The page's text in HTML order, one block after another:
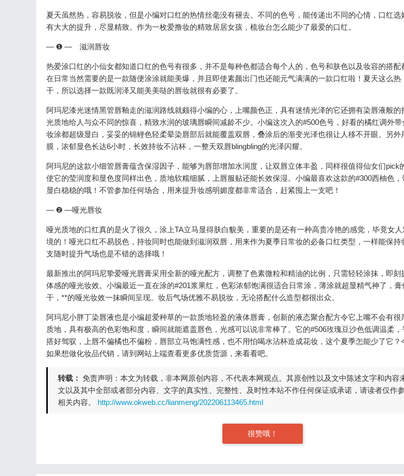
夏天虽然热，容易脱妆，但是小编对口红的热情丝毫没有褪去。不同的色号，能传递出不同的心情，口红选
有大大的提升，尽显精致。作为一枚爱撸妆的精致居居女孩，梳妆台怎么能少了最爱的口红。
— ❶ — 滋润唇妆
热爱涂口红的小仙女都知道口红的色号有很多，并不是每种色都适合每个人的，色号和肤色以及妆容的搭配
在日常当然需要的是一款随便涂涂就能美爆，并且即使素颜出门也还能元气满满的一款口红啦！夏天这么热
干，所以选择一款既润泽又能美美哒的唇妆就很有必要了。
阿玛尼漆光迷情黑管唇釉走的滋润路线就颇得小编的心，上嘴颜色正，具有迷情光泽的它还拥有染唇液般的
光质地给人与众不同的惊喜，精致水润的玻璃唇瞬间减龄不少。小编这次入的#500色号，好看的橘红调外
妆涂都超级显白，妥妥的锦鲤色轻柔晕染唇部后就能覆盖双唇，叠涂后的渐变光泽也很让人移不开眼。另
膜，浓郁显色长达6小时，长效持妆不沾杯，一整天双唇blingbling的光泽闪耀。
阿玛尼的这款小细管唇膏蕴含保湿因子，能够为唇部增加水润度，让双唇立体丰盈，同样很值得仙女们pick
使它的莹润度和显色度同样出色，质地软糯细腻，上唇服贴还能长效保湿。小编最喜欢这款的#300西柚色，
显白稳稳的哦！不管参加任何场合，用来提升妆感明媚度都非常适合，赶紧囤上一支吧！
— ❷ —哑光唇妆
哑光质地的口红真的是火了很久，涂上TA立马显得肤白貌美，重要的是还有一种高贵冷艳的感觉，毕竟女
境的！哑光口红不易脱色，持妆同时也能做到滋润双唇，用来作为夏季日常妆的必备口红类型，一样能保持
支随时提升气场也是不错的选择哦！
最新推出的阿玛尼挚爱哑光唇膏采用全新的哑光配方，调整了色素微粒和精油的比例，只需轻轻涂抹，即刻
体感的哑光妆效。小编最近一直在涂的#201浆果红，色彩浓郁饱满很适合日常涂，薄涂就超显精气神了，
干，**的哑光妆效一抹瞬间呈现。妆后气场优雅不易脱妆，无论搭配什么造型都很出众。
阿玛尼小胖丁染唇液也是小编超爱种草的一款质地轻盈的液体唇膏，创新的液态聚合配方令它上嘴不会有
质地，具有极高的色彩饱和度，瞬间就能遮盖唇色，光感可以说非常棒了。它的#506玫瑰豆沙色低调温柔
搭好驾驭，上唇不偏橘也不偏粉，唇部立马饱满性感，也不用怕喝水沾杯造成花妆，这个夏季怎能少了它？
如果想做化妆品代销，请到网站上端查看更多优质货源，来看看吧。
转载： 免责声明：本文为转载，非本网原创内容，不代表本网观点。其原创性以及文中陈述文字和内容
文以及其中全部或者部分内容、文字的真实性、完整性、及时性本站不作任何保证或承诺，请读者仅作
相关内容。 http://www.okweb.cc/lianmeng/202206113465.html
很赞哦！